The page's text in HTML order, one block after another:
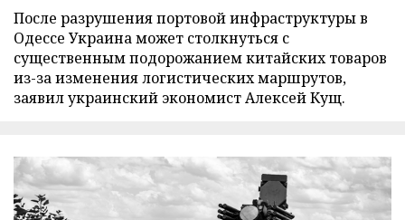
После разрушения портовой инфраструктуры в
Одессе Украина может столкнуться с
существенным подорожанием китайских товаров
из-за изменения логистических маршрутов,
заявил украинский экономист Алексей Кущ.